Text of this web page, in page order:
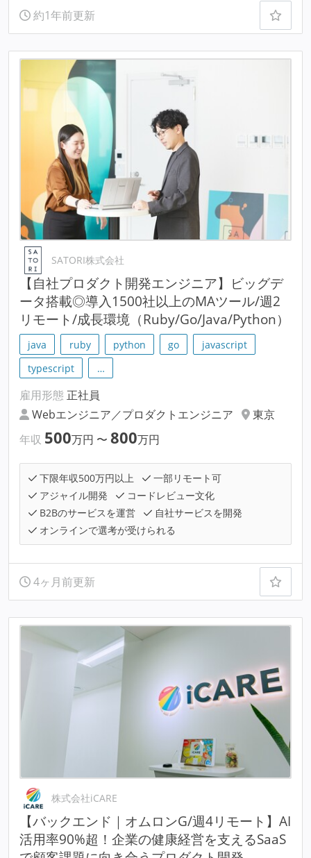
約1年前更新
SATORI株式会社
【自社プロダクト開発エンジニア】ビッグデ
ータ搭載◎導入1500社以上のMAツール/週2
リモート/成長環境（Ruby/Go/Java/Python）
java ruby python go
javascript
typescript
…
雇用形態 正社員
Webエンジニア／プロダクトエンジニア
東京
年収 500万円 〜 800万円
下限年収500万円以上
一部リモート可
アジャイル開発
コードレビュー文化
B2Bのサービスを運営
自社サービスを開発
オンラインで選考が受けられる
4ヶ月前更新
株式会社iCARE
【バックエンド｜オムロンG/週4リモート】AI
活用率90%超！企業の健康経営を支えるSaaS